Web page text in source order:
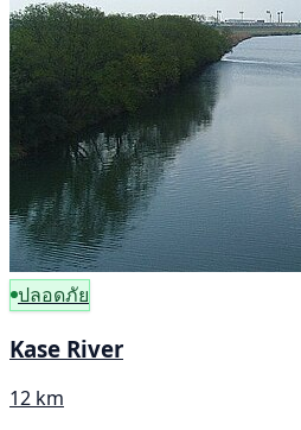
ปลอดภัย
Kase River
12 km